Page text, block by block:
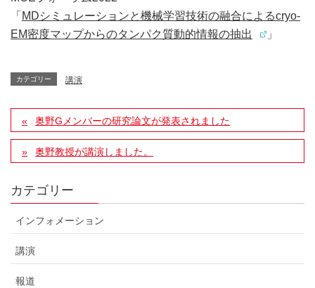
「 MDシミュレーションと機械学習技術の融合によるcryo-
EM密度マップからのタンパク質動的情報の抽出
」
カテゴリー 講演
奥野Gメンバーの研究論文が発表されました
奥野教授が講演しました。
カテゴリー
インフォメーション
講演
報道